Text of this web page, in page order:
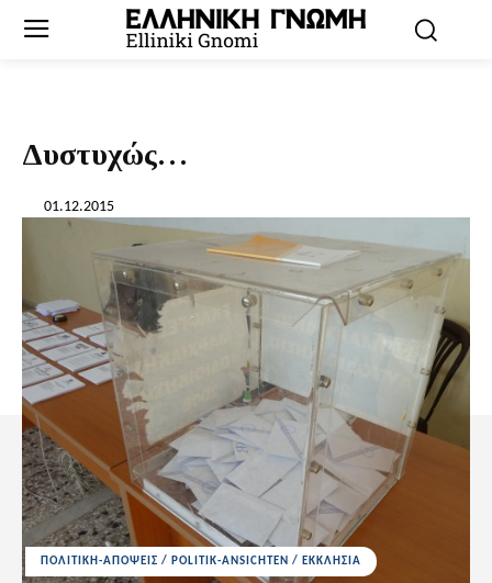
Δυστυχώς…
01.12.2015
ΠΟΛΙΤΙΚΗ-ΑΠΟΨΕΙΣ / POLITIK-ANSICHTEN / ΕΚΚΛΗΣΙΑ